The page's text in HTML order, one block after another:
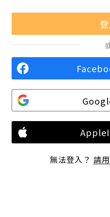
無法登入？ 請